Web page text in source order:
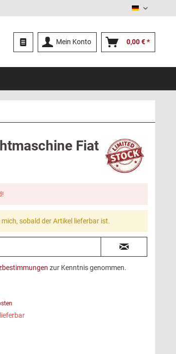
Deutsch
Mein Konto 0,00 € *
Fiat
sobald der Artikel lieferbar ist.
zur Kenntnis genommen.